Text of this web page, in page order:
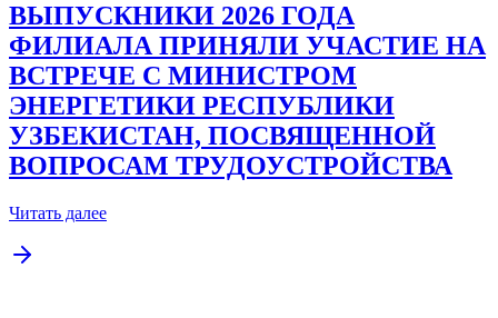
ВЫПУСКНИКИ 2026 ГОДА
ФИЛИАЛА ПРИНЯЛИ УЧАСТИЕ НА
ВСТРЕЧЕ С МИНИСТРОМ
ЭНЕРГЕТИКИ РЕСПУБЛИКИ
УЗБЕКИСТАН, ПОСВЯЩЕННОЙ
ВОПРОСАМ ТРУДОУСТРОЙСТВА
Читать далее